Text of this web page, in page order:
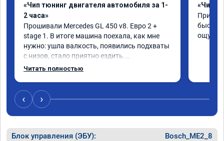
«Чип тюнинг двигателя автомобиля за 1-
2 часа»
Прошивали Mercedes GL 450 v8. Евро 2 +
stage 1. В итоге машина поехала, как мне
нужно: ушла валкость, появились подхваты
с низов, стало приятно ездить.
Одни из лучших трат, в авто! 🔥
Читать полностью
«Чип
‹ ›
Блок управления (ЭБУ): Bosch_ME2_8